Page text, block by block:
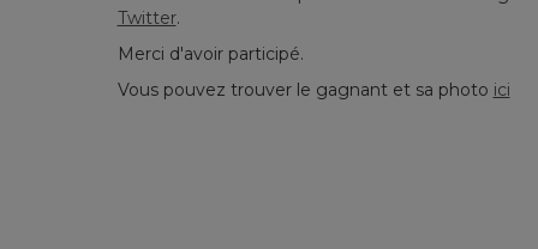
Twitter.
Merci d'avoir participé.
Vous pouvez trouver le gagnant et sa photo ici